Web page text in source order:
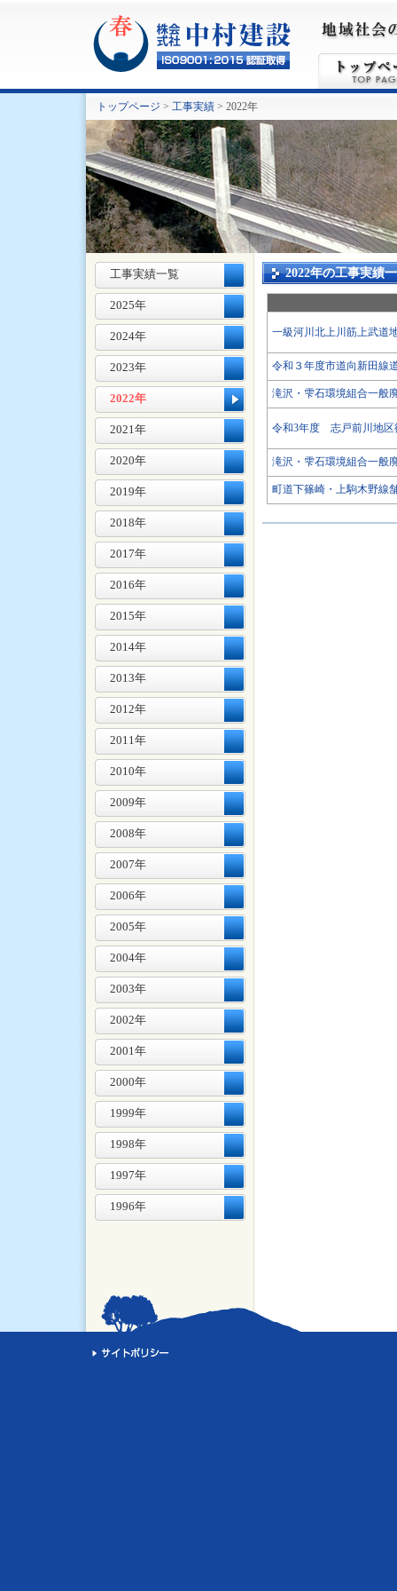
トップページ > 工事実績 > 2022年
工事実績一覧
2025年
2024年
2023年
2022年
2021年
2020年
2019年
2018年
2017年
2016年
2015年
2014年
2013年
2012年
2011年
2010年
2009年
2008年
2007年
2006年
2005年
2004年
2003年
2002年
2001年
2000年
1999年
1998年
1997年
1996年
2022年の工事実績
一級河川北上川筋上武道
令和３年度市道向新田線
滝沢・雫石環境組合一般
令和3年度 志戸前川地区
滝沢・雫石環境組合一般
町道下篠崎・上駒木野線